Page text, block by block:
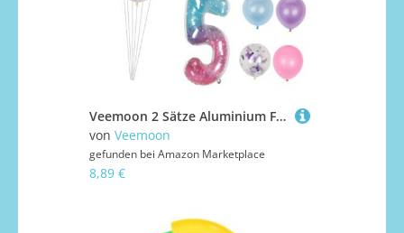
Veemoon 2 Sätze Aluminium Folienballon Dekoration Geburtstag Party Deko Schmetterling Zahlen Ballons Kindergeburtstag Feier Partydeko Luftballons für Tür Wand Fenster Garten
von Veemoon
gefunden bei Amazon Marketplace
8,89 €